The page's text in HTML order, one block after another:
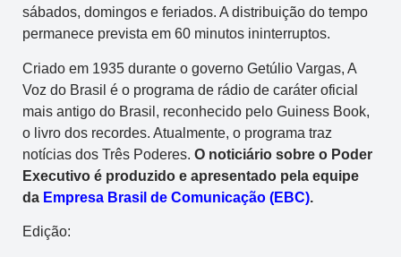
sábados, domingos e feriados. A distribuição do tempo
permanece prevista em 60 minutos ininterruptos.
Criado em 1935 durante o governo Getúlio Vargas, A
Voz do Brasil é o programa de rádio de caráter oficial
mais antigo do Brasil, reconhecido pelo Guiness Book,
o livro dos recordes. Atualmente, o programa traz
notícias dos Três Poderes. O noticiário sobre o Poder
Executivo é produzido e apresentado pela equipe
da Empresa Brasil de Comunicação (EBC).
Edição: